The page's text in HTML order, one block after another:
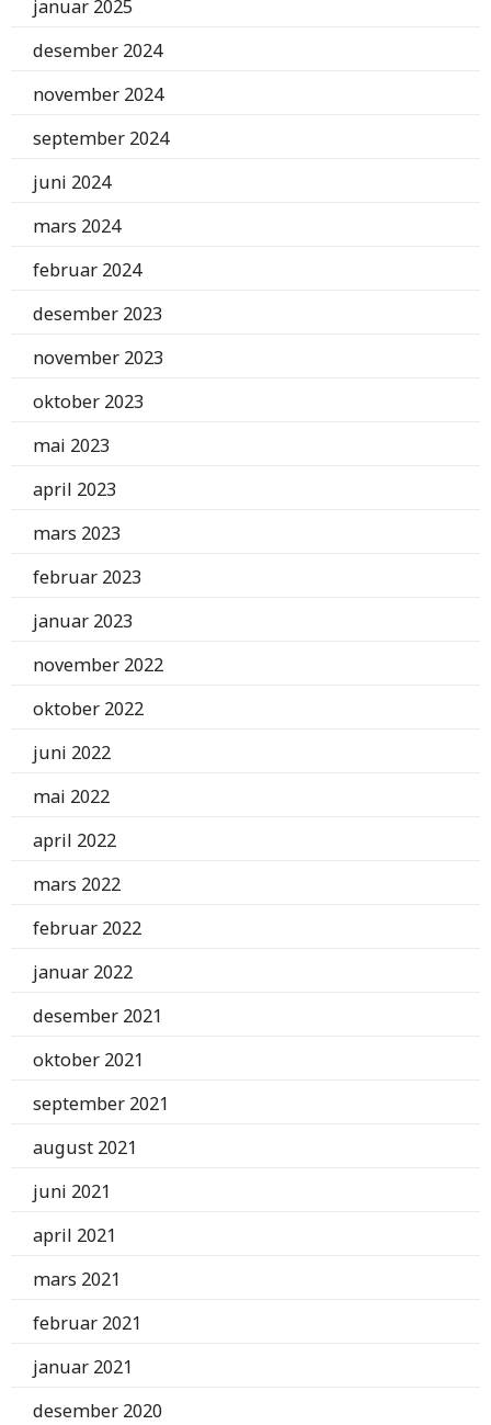
januar 2025
desember 2024
november 2024
september 2024
juni 2024
mars 2024
februar 2024
desember 2023
november 2023
oktober 2023
mai 2023
april 2023
mars 2023
februar 2023
januar 2023
november 2022
oktober 2022
juni 2022
mai 2022
april 2022
mars 2022
februar 2022
januar 2022
desember 2021
oktober 2021
september 2021
august 2021
juni 2021
april 2021
mars 2021
februar 2021
januar 2021
desember 2020